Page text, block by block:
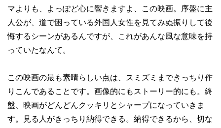
マよりも、よっぽど心に響きますよ、この映画。序盤に主
人公が、道で困っている外国人女性を見てみぬ振りして後
悔するシーンがあるんですが、これがあんな風な意味を持
っていたなんて。
この映画の最も素晴らしい点は、スミズミまできっちり作
りこんであることです。画像的にもストーリー的にも。終
盤、映画がどんどんクッキリとシャープになっていきま
す。見る人がきっちり納得できる。納得できるから、切な